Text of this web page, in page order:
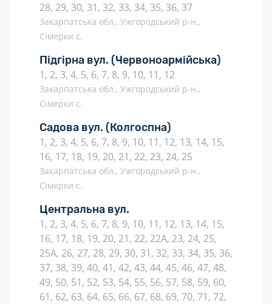
28, 29, 30, 31, 32, 33, 34, 35, 36, 37
Закарпатська обл., Ужгородський р-н.,
Сімерки с.
Підгірна вул. (Червоноармійська)
1, 2, 3, 4, 5, 6, 7, 8, 9, 10, 11, 12
Закарпатська обл., Ужгородський р-н.,
Сімерки с.
Садова вул. (Колгоспна)
1, 2, 3, 4, 5, 6, 7, 8, 9, 10, 11, 12, 13, 14, 15,
16, 17, 18, 19, 20, 21, 22, 23, 24, 25
Закарпатська обл., Ужгородський р-н.,
Сімерки с.
Центральна вул.
1, 2, 3, 4, 5, 6, 7, 8, 9, 10, 11, 12, 13, 14, 15,
16, 17, 18, 19, 20, 21, 22, 22А, 23, 24, 25,
25А, 26, 27, 28, 29, 30, 31, 32, 33, 34, 35, 36,
37, 38, 39, 40, 41, 42, 43, 44, 45, 46, 47, 48,
49, 50, 51, 52, 53, 54, 55, 56, 57, 58, 59, 60,
61, 62, 63, 64, 65, 66, 67, 68, 69, 70, 71, 72,